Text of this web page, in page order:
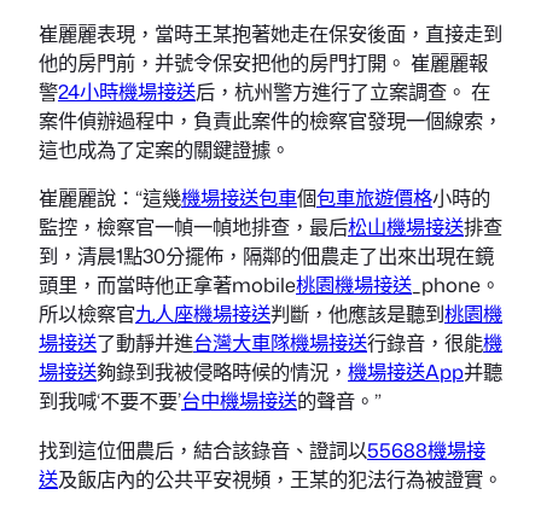
崔麗麗表現，當時王某抱著她走在保安後面，直接走到
他的房門前，并號令保安把他的房門打開。 崔麗麗報
警24小時機場接送后，杭州警方進行了立案調查。 在
案件偵辦過程中，負責此案件的檢察官發現一個線索，
這也成為了定案的關鍵證據。
崔麗麗說：“這幾機場接送包車個包車旅遊價格小時的
監控，檢察官一幀一幀地排查，最后松山機場接送排查
到，清晨1點30分擺佈，隔鄰的佃農走了出來出現在鏡
頭里，而當時他正拿著mobile桃園機場接送 _phone。
所以檢察官九人座機場接送判斷，他應該是聽到桃園機
場接送了動靜并進台灣大車隊機場接送行錄音，很能機
場接送夠錄到我被侵略時候的情況， 機場接送App并聽
到我喊‘不要不要’台中機場接送的聲音。”
找到這位佃農后，結合該錄音、證詞以55688機場接
送及飯店內的公共平安視頻，王某的犯法行為被證實。